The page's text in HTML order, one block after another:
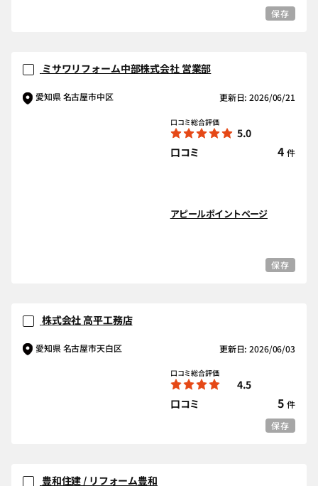
保存
ミサワリフォーム中部株式会社 営業部
愛知県 名古屋市中区 更新日: 2026/06/21
口コミ総合評価
5.0
口コミ
4 件
アピールポイントページ
保存
株式会社 高平工務店
愛知県 名古屋市天白区 更新日: 2026/06/03
口コミ総合評価
4.5
口コミ
5 件
保存
豊和住建 / リフォーム豊和